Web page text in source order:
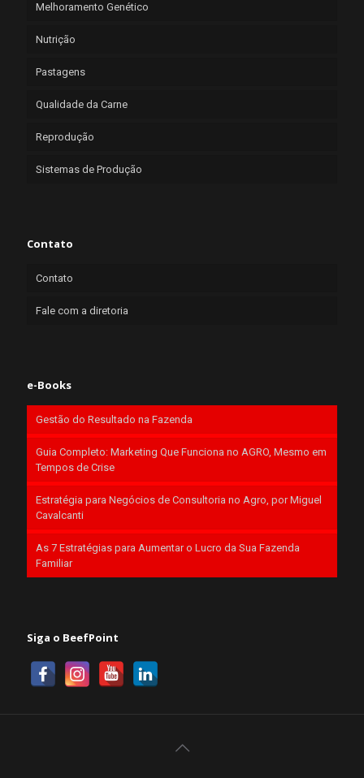
Melhoramento Genético
Nutrição
Pastagens
Qualidade da Carne
Reprodução
Sistemas de Produção
Contato
Contato
Fale com a diretoria
e-Books
Gestão do Resultado na Fazenda
Guia Completo: Marketing Que Funciona no AGRO, Mesmo em
Tempos de Crise
Estratégia para Negócios de Consultoria no Agro, por Miguel
Cavalcanti
As 7 Estratégias para Aumentar o Lucro da Sua Fazenda
Familiar
Siga o BeefPoint